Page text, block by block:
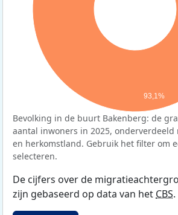
93,1%
Bevolking in de buurt Bakenberg: de
aantal inwoners in 2025,
en herkomstland. Gebruik het filter om
selecteren.
De cijfers over de
zijn gebaseerd op data van het CBS.